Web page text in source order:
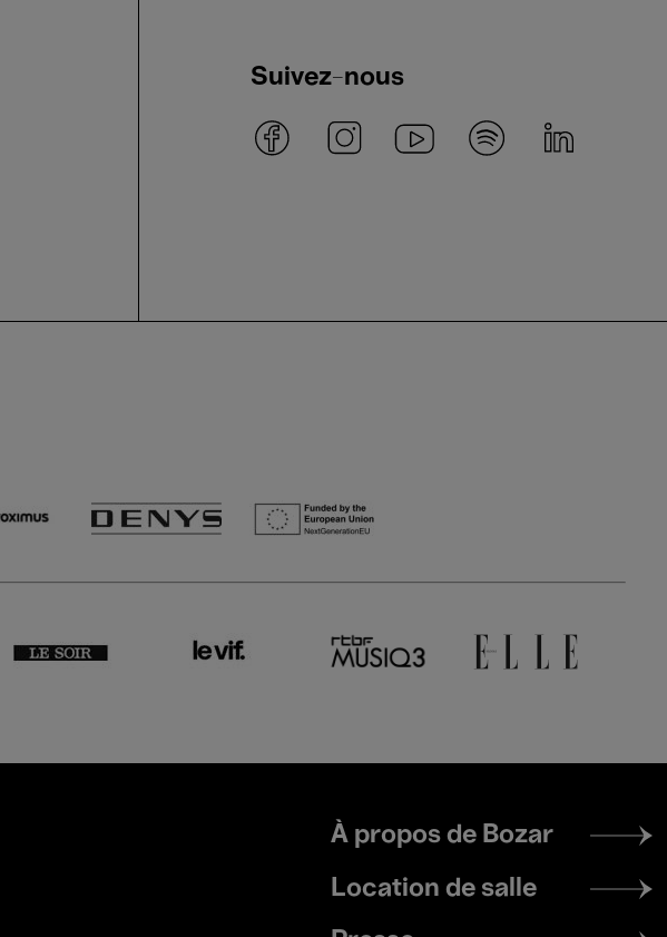
Suivez-nous
Footer
menu
À propos de Bozar
Location de salle